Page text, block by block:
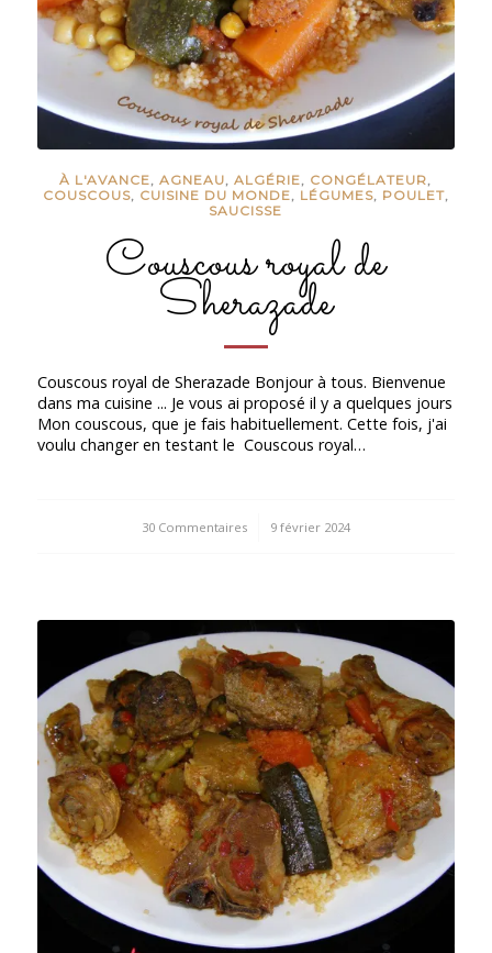
À L'AVANCE,AGNEAU,ALGÉRIE, CONGÉLATEUR,
COUSCOUS, CUISINE DU MONDE, LÉGUMES, POULET,
SAUCISSE
Couscous royal de
Sherazade
Couscous royal de Sherazade Bonjour à tous. Bienvenue
dans ma cuisine ... Je vous ai proposé il y a quelques jours
Mon couscous, que je fais habituellement. Cette fois, j'ai
voulu changer en testant le Couscous royal…
30 Commentaires
/ 9 février 2024